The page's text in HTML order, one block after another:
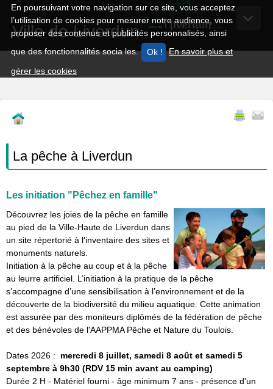
En poursuivant votre navigation sur ce site, vous acceptez
l’utilisation de cookies pour mesurer notre audience, vous
proposer des contenus et publicités personnalisés, ainsi
que des fonctionnalités socia les.
En savoir plus et
gérer les cookies
Ville de Liverdun
La pêche à Liverdun
Les initiation "Pêchez en famille"
Découvrez les joies de la pêche en famille
au pied de la Ville-Haute de Liverdun dans
un site répertorié à l'inventaire des sites et
monuments naturels.
Initiation à la pêche au coup et à la pêche
au leurre artificiel. L’initiation à la pratique de la pêche
s’accompagne d’une sensibilisation à l’environnement et de la
découverte de la biodiversité du milieu aquatique. Cette animation
est assurée par des moniteurs diplômés de la fédération de pêche
et des bénévoles de l'AAPPMA Pêche et Nature du Toulois.
Dates 2026 :
mercredi 8 juillet, samedi 8 août et samedi 5
septembre à 9h30 (RDV 15 min avant au camping)
Durée 2 H - Matériel fourni - âge minimum 7 ans - présence d'un